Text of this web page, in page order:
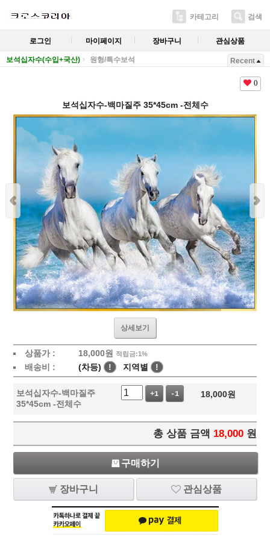
카테고리 검색
로그인 마이페이지 장바구니 관심상품
보석십자수(수입+국산) 원형/특수보석 Recent
0
보석십자수-백마질주 35*45cm -전체수
상세보기
상품가 : 18,000원 적립금:1%
배송비 : (차등) ! 지역별 !
보석십자수-백마질주
35*45cm -전체수
+1 -1 18,000원
총 상품 금액 18,000 원
구매하기
장바구니 관심상품